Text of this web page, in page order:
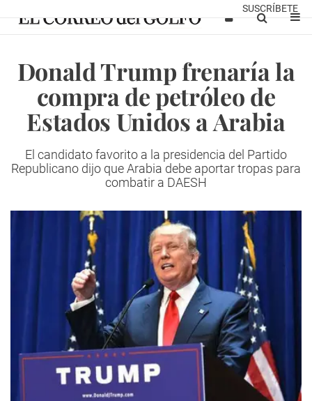
SUSCRÍBETE
Donald Trump frenaría la
compra de petróleo de
Estados Unidos a Arabia
El candidato favorito a la presidencia del Partido
Republicano dijo que Arabia debe aportar tropas para
combatir a DAESH